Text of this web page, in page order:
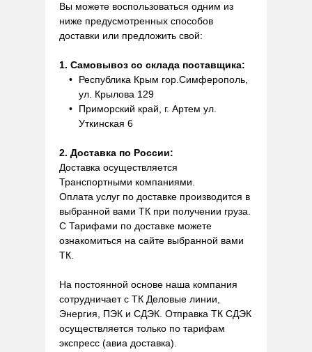
Вы можете воспользоваться одним из
ниже предусмотренных способов
доставки или предложить свой:
1. Самовывоз со склада поставщика:
Республика Крым гор.Симферополь,
ул. Крылова 129
Приморский край, г. Артем ул.
Уткинская 6
2. Доставка по России:
Доставка осуществляется
Транспортными компаниями.
Оплата услуг по доставке производится в
выбранной вами ТК при получении груза.
С Тарифами по доставке можете
ознакомиться на сайте выбранной вами
ТК.
На постоянной основе наша компания
сотрудничает с ТК Деловые линии,
Энергия, ПЭК и СДЭК. Отправка ТК СДЭК
осуществляется только по тарифам
экспресс (авиа доставка).